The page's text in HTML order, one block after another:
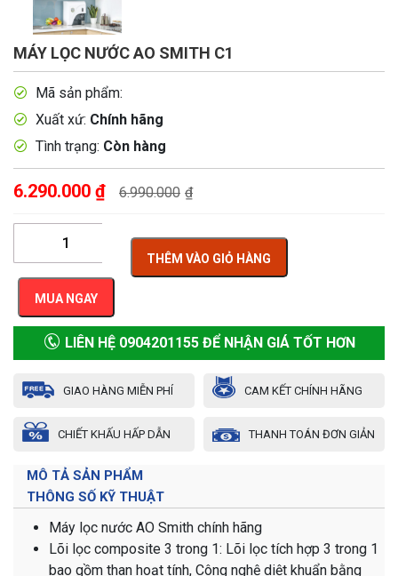
MÁY LỌC NƯỚC AO SMITH C1
Mã sản phẩm:
Xuất xứ: Chính hãng
Tình trạng: Còn hàng
6.290.000 ₫ 6.990.000 ₫
THÊM VÀO GIỎ HÀNG
MUA NGAY
LIÊN HỆ 0904201155 ĐỂ NHẬN GIÁ TỐT HƠN
GIAO HÀNG MIỄN PHÍ CAM KẾT CHÍNH HÃNG
CHIẾT KHẤU HẤP DẪN THANH TOÁN ĐƠN GIẢN
MÔ TẢ SẢN PHẨM
THÔNG SỐ KỸ THUẬT
Máy lọc nước AO Smith chính hãng
Lõi lọc composite 3 trong 1: Lõi lọc tích hợp 3 trong 1
bao gồm than hoạt tính, Công nghệ diệt khuẩn bằng